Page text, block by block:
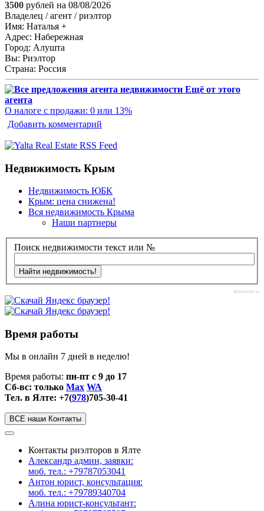
3500 рублей на 08/08/2026
Владелец / агент / риэлтор
Имя: Наталья +
Адрес: Набережная
Город: Алушта
Вы: Риэлтор
Страна: Россия
Ещё от этого
агента
О налоге с продажи: 0 или 13%
Добавить комментарий
Недвижимость Крым
Недвижимость ЮБК
Крым: цена снижена!
Вся недвижимость Крыма
Наши партнеры
Поиск недвижимости текст или №
afisha-msk.ru
Время работы
Мы в онлайн 7 дней в неделю!
Время работы: пн-пт с 9 до 17
Сб-вс: только Max WA
Тел. в Ялте: +7(978)705-30-41
ВСЕ наши Контакты
Контакты риэлторов в Ялте
Александр админ, заявки:
моб. тел.: +79787053041
Антон юрист, консультация:
моб. тел.: +79789340704
Алина юрист-консультант: